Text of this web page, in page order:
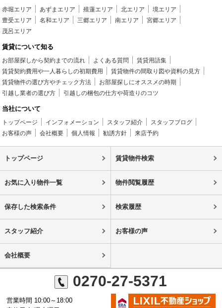
赤堀エリア あずまエリア 殖蓮エリア 北エリア
境エリア
豊受エリア
名和エリア 三郷エリア 南エリア
宮郷エリア
茂呂エリア
賃貸について知る
お部屋探しから契約までの流れ よくある質問
賃貸用語集
賃貸契約費用や一人暮らしの初期費用
賃貸物件の間取り図や資料の見方
賃貸物件の選び方やチェック方法
お部屋探しにオススメの時期
引越し業者の選び方
引越しの梱包の仕方や荷造りのコツ
当社について
トップページ インフォメーション スタッフ紹介
スタッフブログ
お客様の声
会社概要 個人情報 勧誘方針 来店予約
トップページ 賃貸物件検索
お気に入り物件一覧 物件閲覧履歴
保存した検索条件 検索履歴
スタッフ紹介 お客様の声
会社概要
0270-27-5371
営業時間 10:00～18:00